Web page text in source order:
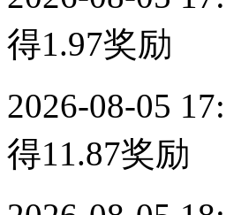
得1.97奖励
2026-08-05
得11.87奖励